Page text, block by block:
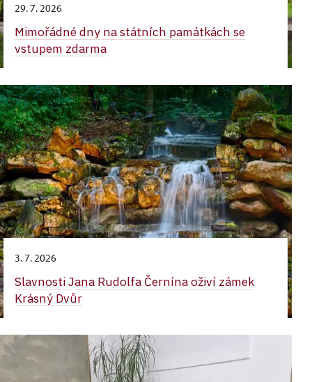
29. 7. 2026
Mimořádné dny na státních památkách se
vstupem zdarma
3. 7. 2026
Slavnosti Jana Rudolfa Černína oživí zámek
Krásný Dvůr